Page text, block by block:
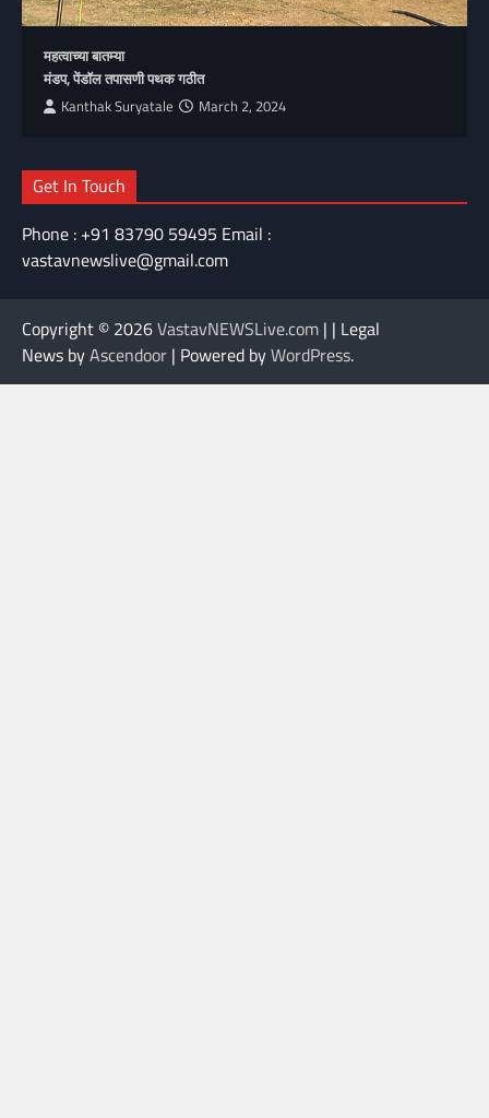
महत्वाच्या बातम्या
मंडप, पेंडॉल तपासणी पथक गठीत
Kanthak Suryatale March 2, 2024
Get In Touch
Phone : +91 83790 59495 Email :
vastavnewslive@gmail.com
Copyright © 2026VastavNEWSLive.com | | Legal
News byAscendoor | Powered byWordPress.